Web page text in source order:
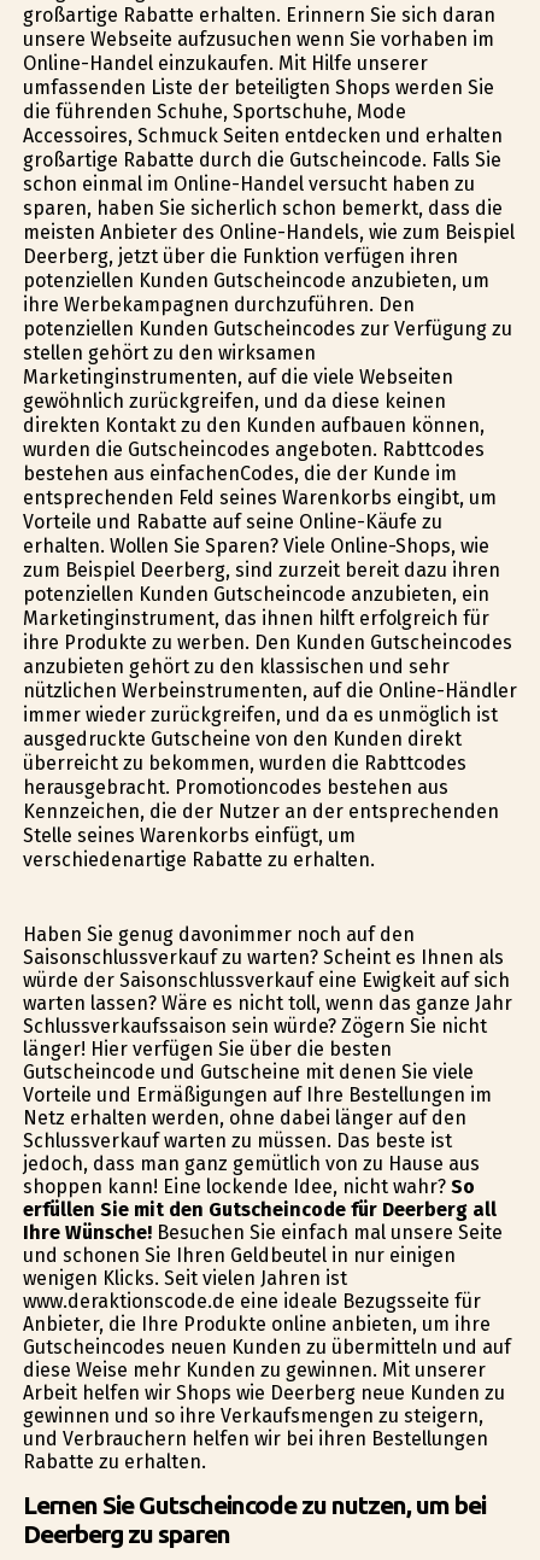
großartige Rabatte erhalten. Erinnern Sie sich daran
unsere Webseite aufzusuchen wenn Sie vorhaben im
Online-Handel einzukaufen. Mit Hilfe unserer
umfassenden Liste der beteiligten Shops werden Sie
die führenden Schuhe, Sportschuhe, Mode
Accessoires, Schmuck Seiten entdecken und erhalten
großartige Rabatte durch die Gutscheincode. Falls Sie
schon einmal im Online-Handel versucht haben zu
sparen, haben Sie sicherlich schon bemerkt, dass die
meisten Anbieter des Online-Handels, wie zum Beispiel
Deerberg, jetzt über die Funktion verfügen ihren
potenziellen Kunden Gutscheincode anzubieten, um
ihre Werbekampagnen durchzuführen. Den
potenziellen Kunden Gutscheincodes zur Verfügung zu
stellen gehört zu den wirksamen
Marketinginstrumenten, auf die viele Webseiten
gewöhnlich zurückgreifen, und da diese keinen
direkten Kontakt zu den Kunden aufbauen können,
wurden die Gutscheincodes angeboten. Rabttcodes
bestehen aus einfachenCodes, die der Kunde im
entsprechenden Feld seines Warenkorbs eingibt, um
Vorteile und Rabatte auf seine Online-Käufe zu
erhalten. Wollen Sie Sparen? Viele Online-Shops, wie
zum Beispiel Deerberg, sind zurzeit bereit dazu ihren
potenziellen Kunden Gutscheincode anzubieten, ein
Marketinginstrument, das ihnen hilft erfolgreich für
ihre Produkte zu werben. Den Kunden Gutscheincodes
anzubieten gehört zu den klassischen und sehr
nützlichen Werbeinstrumenten, auf die Online-Händler
immer wieder zurückgreifen, und da es unmöglich ist
ausgedruckte Gutscheine von den Kunden direkt
überreicht zu bekommen, wurden die Rabttcodes
herausgebracht. Promotioncodes bestehen aus
Kennzeichen, die der Nutzer an der entsprechenden
Stelle seines Warenkorbs einfügt, um
verschiedenartige Rabatte zu erhalten.
Haben Sie genug davonimmer noch auf den
Saisonschlussverkauf zu warten? Scheint es Ihnen als
würde der Saisonschlussverkauf eine Ewigkeit auf sich
warten lassen? Wäre es nicht toll, wenn das ganze Jahr
Schlussverkaufssaison sein würde? Zögern Sie nicht
länger! Hier verfügen Sie über die besten
Gutscheincode und Gutscheine mit denen Sie viele
Vorteile und Ermäßigungen auf Ihre Bestellungen im
Netz erhalten werden, ohne dabei länger auf den
Schlussverkauf warten zu müssen. Das beste ist
jedoch, dass man ganz gemütlich von zu Hause aus
shoppen kann! Eine lockende Idee, nicht wahr? So
erfüllen Sie mit den Gutscheincode für Deerberg all
Ihre Wünsche!Besuchen Sie einfach mal unsere Seite
und schonen Sie Ihren Geldbeutel in nur einigen
wenigen Klicks. Seit vielen Jahren ist
www.deraktionscode.de eine ideale Bezugsseite für
Anbieter, die Ihre Produkte online anbieten, um ihre
Gutscheincodes neuen Kunden zu übermitteln und auf
diese Weise mehr Kunden zu gewinnen. Mit unserer
Arbeit helfen wir Shops wie Deerberg neue Kunden zu
gewinnen und so ihre Verkaufsmengen zu steigern,
und Verbrauchern helfen wir bei ihren Bestellungen
Rabatte zu erhalten.
Lernen Sie Gutscheincode zu nutzen, um bei
Deerberg zu sparen